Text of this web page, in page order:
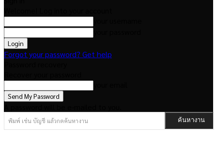
Forgot your password? Get help
พิมพ์ เช่น บัญชี แล้วกดค้นหางาน ค้นหางาน